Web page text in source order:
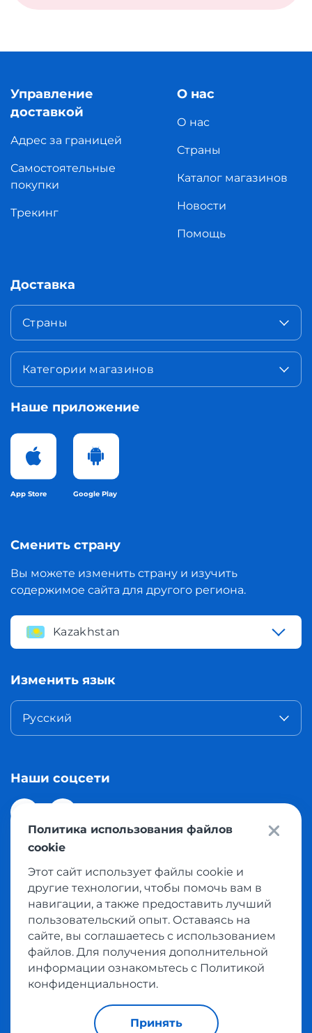
Управление
доставкой
Адрес за границей
Самостоятельные
покупки
Трекинг
О нас
О нас
Страны
Каталог магазинов
Новости
Помощь
Доставка
Страны
Категории магазинов
Наше приложение
App Store Google Play
Сменить страну
Вы можете изменить страну и изучить
содержимое сайта для другого региона.
Kazakhstan
Изменить язык
Русский
Наши соцсети
© 2026 Meest Shopping доставка покупок с интернет
магазинов мира в Казахстан. Все права защищены
Политика конфиденциальности
Публичная оферта
Условия пользования сервисом выкупа товаров
Политика использования файлов
cookie
Этот сайт использует файлы cookie и
другие технологии, чтобы помочь вам в
навигации, а также предоставить лучший
пользовательский опыт. Оставаясь на
сайте, вы соглашаетесь с использованием
файлов. Для получения дополнительной
информации ознакомьтесь с Политикой
конфиденциальности.
Принять